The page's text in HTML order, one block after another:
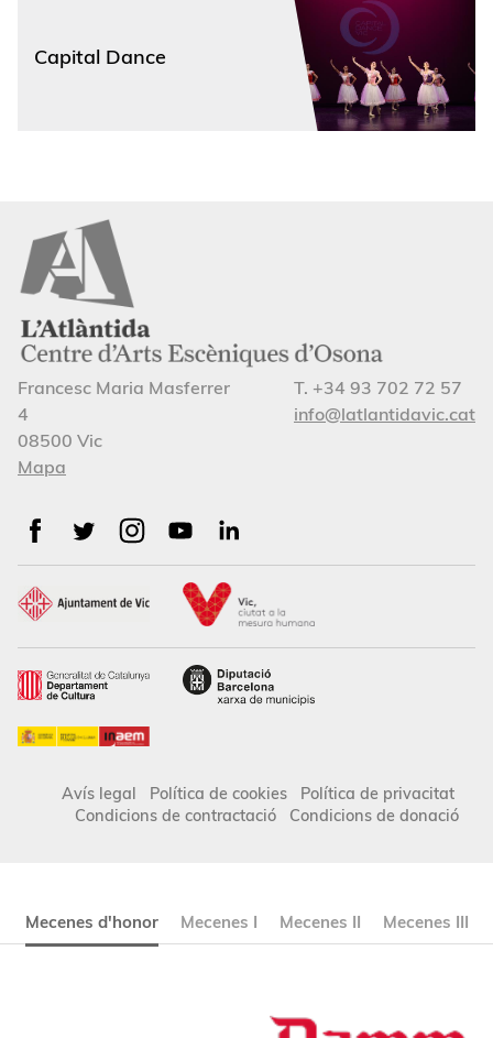
Capital Dance
Francesc Maria Masferrer
4
08500 Vic
Mapa
T. +34 93 702 72 57
info@latlantidavic.cat
Avís legal Política de cookies
Política de privacitat
Condicions de contractació
Condicions de donació
Mecenes d'honor Mecenes I Mecenes II Mecenes III